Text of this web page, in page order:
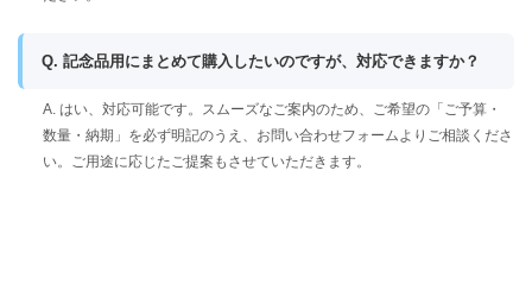
Q. 記念品用にまとめて購入したいのですが、対応できますか？
A. はい、対応可能です。スムーズなご案内のため、ご希望の「ご予算・
数量・納期」を必ず明記のうえ、お問い合わせフォームよりご相談くださ
い。ご用途に応じたご提案もさせていただきます。